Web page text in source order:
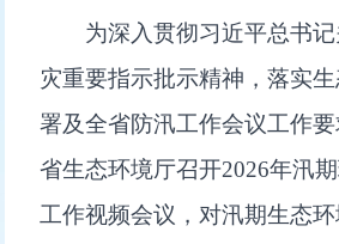
为深入贯彻习近平总书
灾重要指示批示精神，落实
署及全省防汛工作会议工作要
省生态环境厅召开2026年汛
工作视频会议，对汛期生态